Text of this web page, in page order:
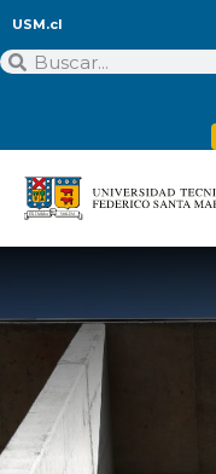
USM.cl